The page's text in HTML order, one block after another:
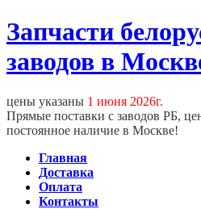
Запчасти
заводов в
цены указаны 1 июня 2026г.
Прямые поставки с заводов РБ,
постоянное наличие в Москве!
Главная
Доставка
Оплата
Контакты